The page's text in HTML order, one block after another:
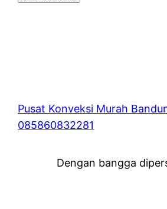
Pusat Konveksi Murah
085860832281
Dengan bangga